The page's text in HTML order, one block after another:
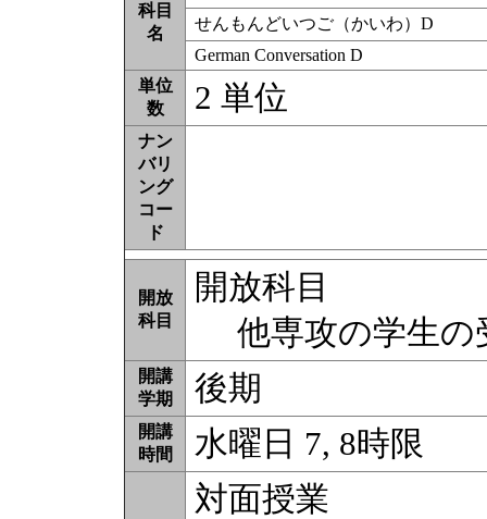
科目
名
せんもんどいつご（かいわ）D
German Conversation D
単位
数
2 単位
ナン
バリ
ング
コー
ド
開放
科目
開放科目
他専攻の学生の
開講
学期
後期
開講
時間
水曜日 7, 8時限
対面授業